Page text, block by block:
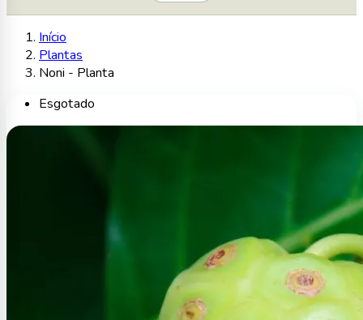
Início
Plantas
Noni - Planta
Esgotado